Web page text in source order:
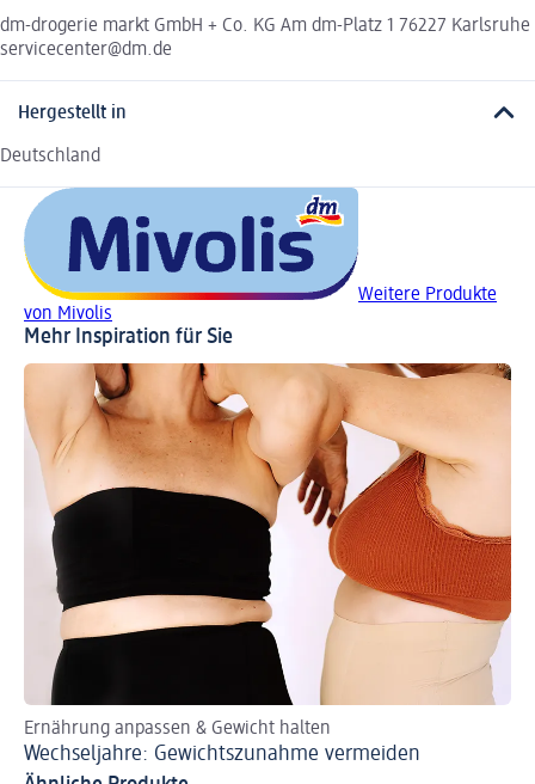
dm-drogerie markt GmbH + Co. KG Am dm-Platz 1 76227 Karlsruhe
servicecenter@dm.de
Hergestellt in
Deutschland
Weitere Produkte
von Mivolis
Mehr Inspiration für Sie
Ernährung anpassen & Gewicht halten
Wechseljahre: Gewichtszunahme vermeiden